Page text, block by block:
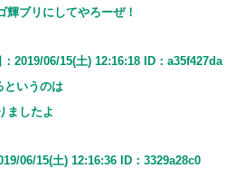
輝ブリにしてやろーぜ！
2019/06/15(土) 12:16:18 ID：a35f427da
というのは
ましたよ
06/15(土) 12:16:36 ID：3329a28c0